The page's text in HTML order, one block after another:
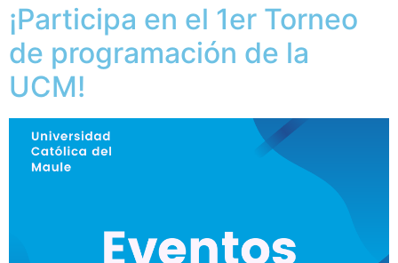
¡Participa en el 1er Torneo
de programación de la
UCM!